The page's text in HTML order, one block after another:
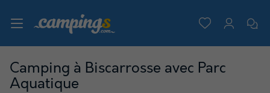
Camping à Biscarrosse avec Parc
Aquatique